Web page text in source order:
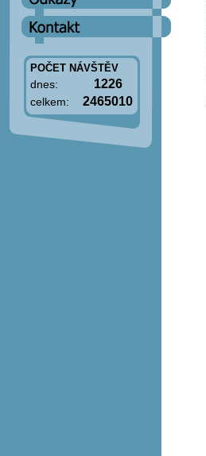
POČET NÁVŠTĚV
dnes: 1226
celkem: 2465010